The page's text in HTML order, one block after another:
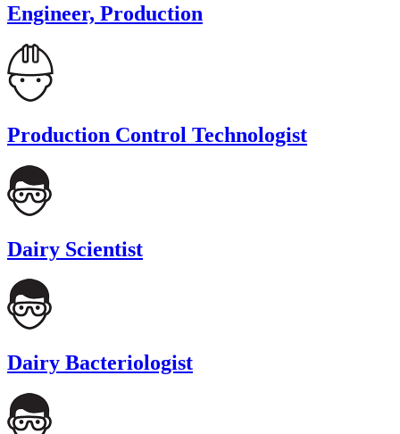
Engineer, Production
Production Control Technologist
Dairy Scientist
Dairy Bacteriologist